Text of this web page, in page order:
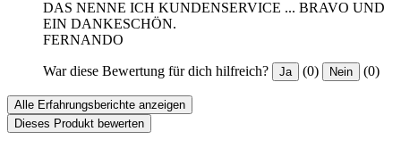
DAS NENNE ICH KUNDENSERVICE ... BRAVO UND
EIN DANKESCHÖN.
FERNANDO
War diese Bewertung für dich hilfreich? Ja (0) Nein (0)
Alle Erfahrungsberichte anzeigen
Dieses Produkt bewerten